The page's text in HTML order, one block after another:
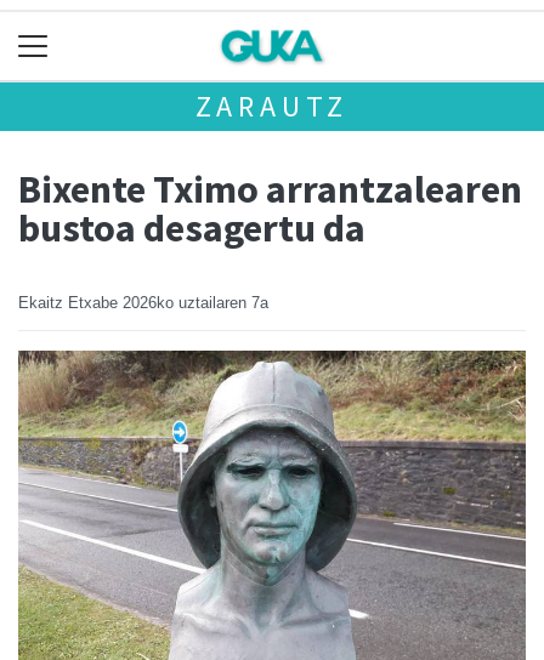
ZARAUTZ
Bixente Tximo arrantzalearen
bustoa desagertu da
Ekaitz Etxabe 2026ko uztailaren 7a